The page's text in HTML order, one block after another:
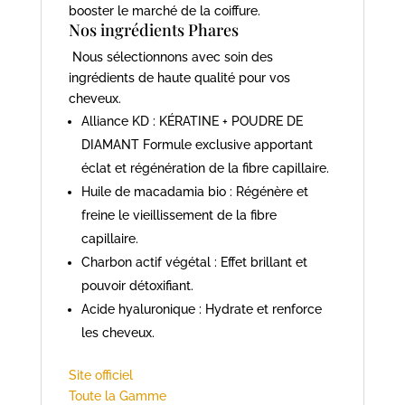
booster le marché de la coiffure.
Nos ingrédients Phares
Nous sélectionnons avec soin des
ingrédients de haute qualité pour vos
cheveux.
Alliance KD : KÉRATINE + POUDRE DE
DIAMANT Formule exclusive apportant
éclat et régénération de la fibre capillaire.
Huile de macadamia bio : Régénère et
freine le vieillissement de la fibre
capillaire.
Charbon actif végétal : Effet brillant et
pouvoir détoxifiant.
Acide hyaluronique : Hydrate et renforce
les cheveux.
Site officiel
Toute la Gamme